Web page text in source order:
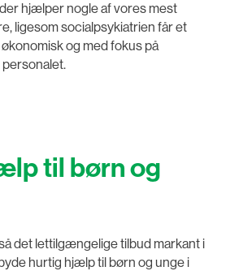
hjælper nogle af vores mest
ligesom socialpsykiatrien får et
og med fokus på
til børn og
det lettilgængelige tilbud markant i
hurtig hjælp til børn og unge i